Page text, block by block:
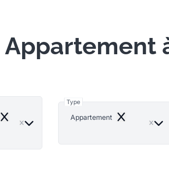
Appartement
Remove
Type
Appartement
Remove